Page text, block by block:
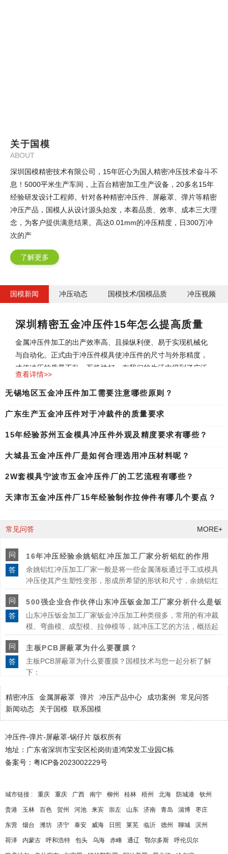
关于国模
ABOUT
深圳国模精密技术有限公司，15年匠心为国人精密冲压技术奋斗不
息！5000平米生产车间，上百台精密加工生产设备，20多名15年
经验研发设计工程师。针对各种精密冲压件、屏蔽罩、弹片等精密
冲压产品，国模人从设计源头始发，本着品质、效率、成本三大理
念，为客户提供满意结果。高达0.01mm的冲压精度，日300万冲
次的产
了解更多
国模新闻 冲压动态 国模技术/国模品质 冲压视频
深圳精密五金冲压件15年怎么提高质量
和效率17%？
金属冲压件加工的出产效率高、且操纵利便、易于实现机械化
与自动化。正式由于冲压件模具使冲压件的尺寸与外形精度，
才使冲压的质量不乱，互换性好。在我们的生活中得到了广泛
查看详情>>
无锡地区五金冲压件加工需要注意哪些原则？
广东生产五金冲压件对于冲裁件的质量要求
15年经验苏州五金模具冲压件外观及精度要求有哪些？
大城县五金冲压件厂是如何合理选用冲压材料呢？
2W套模具宁波市五金冲压件厂的工艺流程有哪些？
天津市五金冲压件厂15年经验制作拉伸件有哪几个要点？
常见问答 MORE+
问
16年冲压经验余姚铝红冲压加工厂家分析铝红的作用
答
余姚铝红冲压加工厂家一般是将一些金属薄板通过手工或模具
冲压使其产生塑性变形，形成所希望的形状和尺寸，余姚铝红
冲压加工厂家
问
500强企业合作伙伴山东冲压钣金加工厂家分析什么是钣
金冲压.
答
​山东冲压钣金加工厂家钣金冲压加工种类很多，常用的有冲裁
模、弯曲模、成型模、拉伸模等，就冲压工艺的方法，概括起
来分为分离
问
主板PCB屏蔽罩为什么要覆膜？
答
主板PCB屏蔽罩为什么要覆膜？国模技术与您一起分析了解
下：
问
洋白铜绝缘拉伸屏蔽罩是什么工艺？
答
洋白铜绝缘拉伸屏蔽罩是什么工艺？国模技术和您分享解答：
问
采购洋白铜金属拉伸屏蔽罩前要了解些什么知识
答
采购洋白铜金属拉伸屏蔽罩前要了解些什么知识？国模技术带
您一起了解：
答
不锈钢材质冲压屏蔽罩加工中存在的难题有哪些？国模技术16
年专注冲压帮您解答。
问
答
金属屏蔽罩冲压的主要特性有哪些？国模技术帮您解答。
精密冲压 金属屏蔽罩 弹片 冲压产品中心 成功案例
常见问答
新闻动态
关于国模 联系国模
冲压件-弹片-屏蔽罩-锅仔片 版权所有
地址：广东省深圳市宝安区松岗街道鸿荣发工业园C栋
备案号： 粤ICP备2023002229号
城市链接 : 重庆 重庆 广西 南宁 柳州 桂林 梧州 北海 防城港 钦州
贵港 玉林 百色 贺州 河池 来宾 崇左 山东 济南 青岛 淄博 枣庄
东营 烟台 潍坊 济宁 泰安 威海 日照 莱芜 临沂 德州 聊城 滨州
荷泽 内蒙古 呼和浩特 包头 乌海 赤峰 通辽 鄂尔多斯 呼伦贝尔